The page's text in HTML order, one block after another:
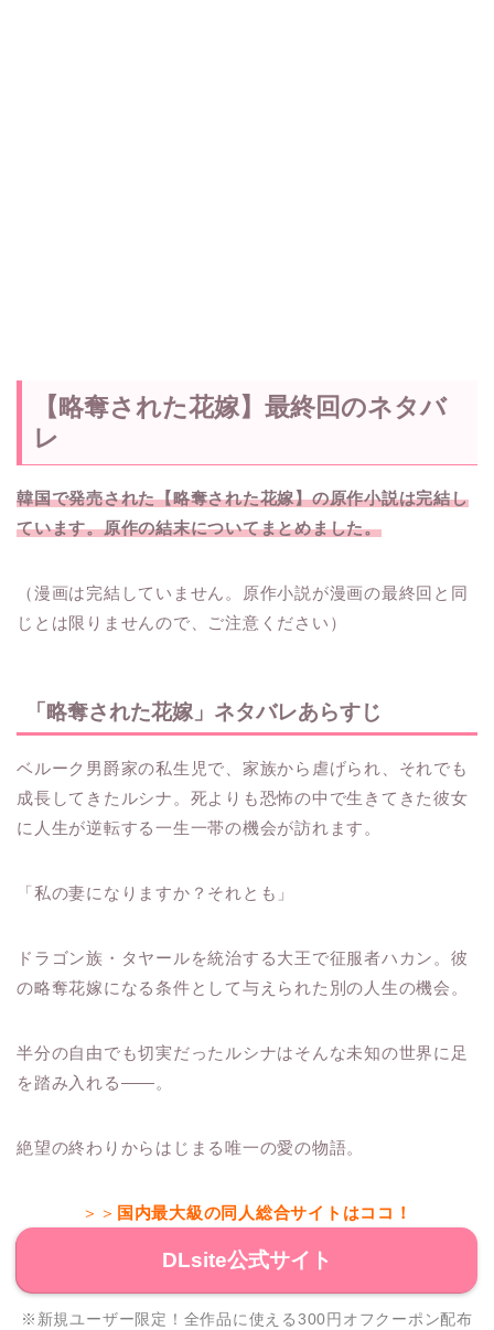
【略奪された花嫁】最終回のネタバ
レ
韓国で発売された【略奪された花嫁】の原作小説は完結し
ています。原作の結末についてまとめました。
（漫画は完結していません。原作小説が漫画の最終回と同
じとは限りませんので、ご注意ください）
「略奪された花嫁」ネタバレあらすじ
ベルーク男爵家の私生児で、家族から虐げられ、それでも
成長してきたルシナ。死よりも恐怖の中で生きてきた彼女
に人生が逆転する一生一帯の機会が訪れます。
「私の妻になりますか？それとも」
ドラゴン族・タヤールを統治する大王で征服者ハカン。彼
の略奪花嫁になる条件として与えられた別の人生の機会。
半分の自由でも切実だったルシナはそんな未知の世界に足
を踏み入れる――。
絶望の終わりからはじまる唯一の愛の物語。
＞＞ 国内最大級の同人総合サイトはココ！
DLsite公式サイト
※新規ユーザー限定！全作品に使える300円オフクーポン配布